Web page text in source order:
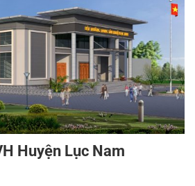
Huyện Lục Nam